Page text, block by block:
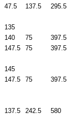
47.5 137.5 295.5
135
140 75 397.5
147.5 75 397.5
145
147.5 75 397.5
137.5 242.5 580